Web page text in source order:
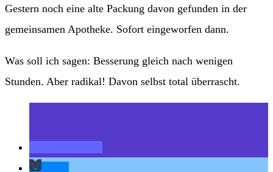
Gestern noch eine alte Packung davon gefunden in der
gemeinsamen Apotheke. Sofort eingeworfen dann.
Was soll ich sagen: Besserung gleich nach wenigen
Stunden. Aber radikal! Davon selbst total überrascht.